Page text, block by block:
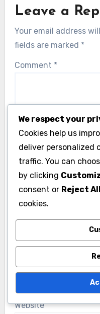
Leave a
Your email address
fields are marked *
Comment *
Website
We respect your
Cookies help us
deliver personalized
traffic. You can
by clicking
consent or Reject All
cookies.